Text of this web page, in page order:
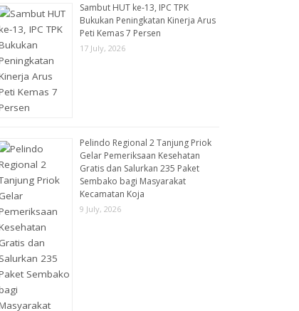
Sambut HUT ke-13, IPC TPK
Bukukan Peningkatan Kinerja Arus
Peti Kemas 7 Persen
17 July, 2026
Pelindo Regional 2 Tanjung Priok
Gelar Pemeriksaan Kesehatan
Gratis dan Salurkan 235 Paket
Sembako bagi Masyarakat
Kecamatan Koja
9 July, 2026